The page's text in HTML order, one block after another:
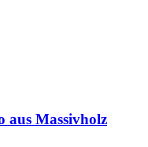
aus Massivholz